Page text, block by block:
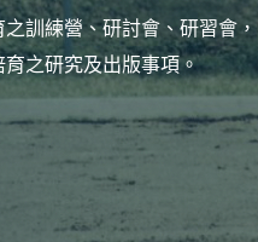
訓練營、研討會、研習會，
之研究及出版事項。